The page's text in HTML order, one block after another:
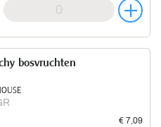
bosvruchten
€ 7,09